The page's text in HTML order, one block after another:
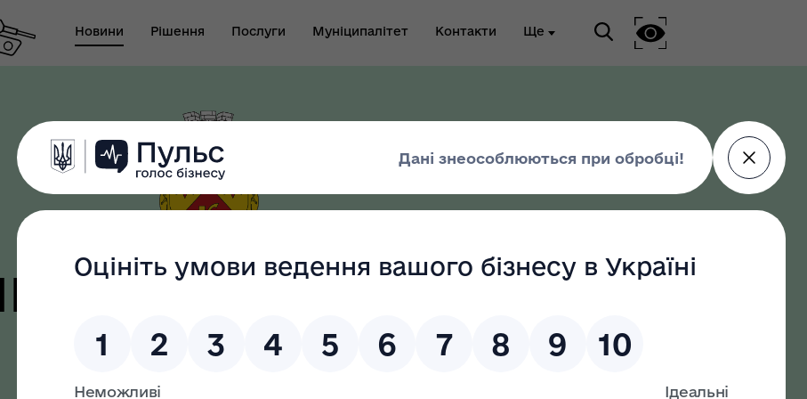
Новини Рішення Послуги Муніципалітет Контакти Ще
виконуючого
міського
як? Всеукраїнська
Безбар"єрність
територіальна
громада